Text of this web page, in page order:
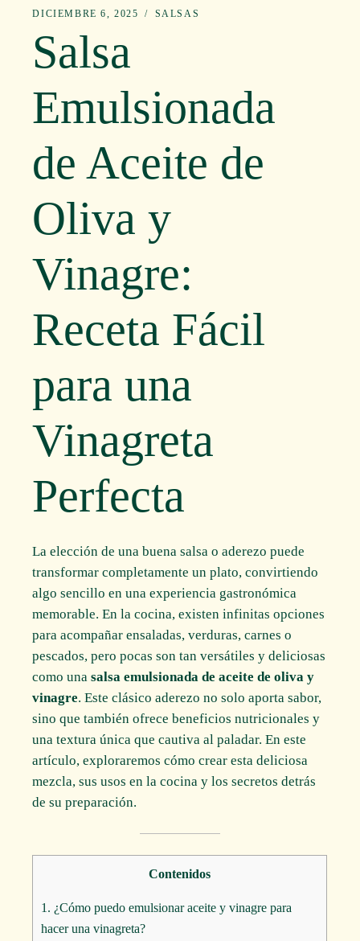
DICIEMBRE 6, 2025 SALSAS
Salsa
Emulsionada
de Aceite de
Oliva y
Vinagre:
Receta Fácil
para una
Vinagreta
Perfecta
La elección de una buena salsa o aderezo puede
transformar completamente un plato, convirtiendo
algo sencillo en una experiencia gastronómica
memorable. En la cocina, existen infinitas opciones
para acompañar ensaladas, verduras, carnes o
pescados, pero pocas son tan versátiles y deliciosas
como unasalsa emulsionada de aceite de oliva y
vinagre. Este clásico aderezo no solo aporta sabor,
sino que también ofrece beneficios nutricionales y
una textura única que cautiva al paladar. En este
artículo, exploraremos cómo crear esta deliciosa
mezcla, sus usos en la cocina y los secretos detrás
de su preparación.
Contenidos
1. ¿Cómo puedo emulsionar aceite y vinagre para
hacer una vinagreta?